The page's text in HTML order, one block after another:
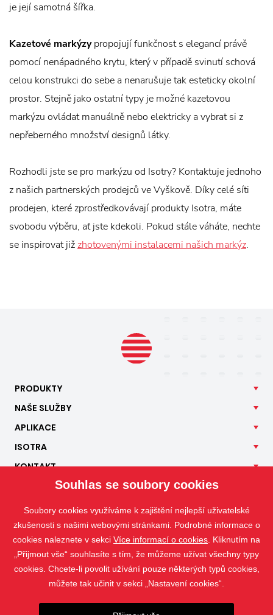
je její samotná šířka.
Kazetové markýzypropojují funkčnost s elegancí právě
pomocí nenápadného krytu, který v případě svinutí schová
celou konstrukci do sebe a nenarušuje tak esteticky okolní
prostor. Stejně jako ostatní typy je možné kazetovou
markýzu ovládat manuálně nebo elektricky a vybrat si z
nepřeberného množství designů látky.
Rozhodli jste se pro markýzu od Isotry? Kontaktuje jednoho
z našich partnerských prodejců ve Vyškově. Díky celé síti
prodejen, které zprostředkovávají produkty Isotra, máte
svobodu výběru, ať jste kdekoli. Pokud stále váháte, nechte
se inspirovat již zhotovenými instalacemi našich markýz.
PRODUKTY
NAŠE SLUŽBY
APLIKACE
ISOTRA
KONTAKT
Souhlas se soubory cookies
Soubory cookies využíváme k zajištění nejlepší uživatelské
zkušenosti s našimi webovými stránkami. Podrobné informace o
cookies naleznete v sekci Více informací o cookies . Kliknutím na
„Přijmout vše“ souhlasíte s tím, že můžeme užívat všechny typy
cookies. Chcete-li povolit užívání pouze některých typů cookies,
můžete tak učinit v sekci „Nastavení cookies“.